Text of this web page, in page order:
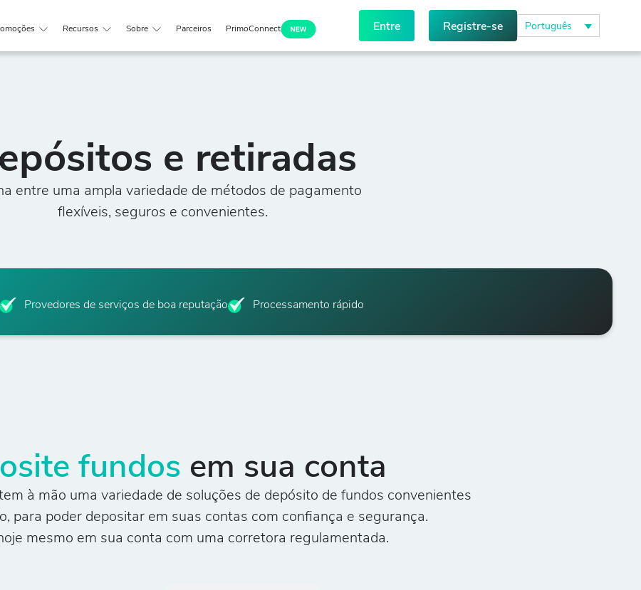
Recursos Sobre Parceiros PrimoConnect Entre Registre-se Português
e retiradas
entre uma ampla variedade de métodos de pagamento
flexíveis, seguros e convenientes.
Provedores de serviços de boa reputação Processamento rápido
fundos em sua conta
à mão uma variedade de soluções de depósito de fundos convenientes
para poder depositar em suas contas com confiança e segurança.
mesmo em sua conta com uma corretora regulamentada.